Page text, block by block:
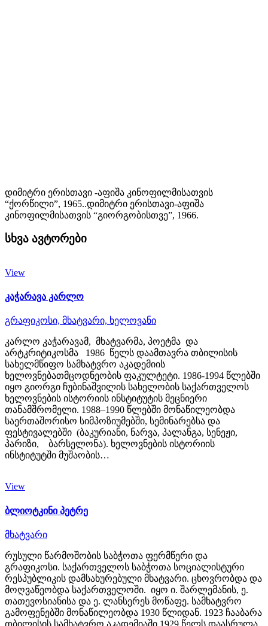
დიმიტრი ერისთავი -აფიშა კინოფილმისათვის
“ქორწილი”, 1965..დიმიტრი ერისთავი-აფიშა
კინოფილმისათვის “გიორგობისთვე”, 1966.
სხვა ავტორები
View
კაჭარავა კარლო
გრაფიკოსი, მხატვარი, ხელოვანი
კარლო კაჭარავამ, მხატვარმა, პოეტმა და
არტკრიტიკოსმა 1986 წელს დაამთავრა თბილისის
სახელმწიფო სამხატვრო აკადემიის
ხელოვნებათმცოდნეობის ფაკულტეტი. 1986-1994 წლებში
იყო გიორგი ჩუბინაშვილის სახელობის საქართველოს
ხელოვნების ისტორიის ინსტიტუტის მეცნიერი
თანამშრომელი. 1988–1990 წლებში მონაწილეობდა
საერთაშორისო სიმპოზიუმებში, სემინარებსა და
ფესტივალებში (ბაკურიანი, ნარვა, პალანგა, სენეჟი,
პარიზი, ბარსელონა). ხელოვნების ისტორიის
ინსტიტუტში მუშაობის…
View
ბლიოტკინი პეტრე
მხატვარი
რუსული წარმოშობის საბჭოთა ფერმწერი და
გრაფიკოსი. საქართველოს საბჭოთა სოციალისტური
რესპუბლიკის დამსახურებული მხატვარი. ცხოვრობდა და
მოღვაწეობდა საქართველოში. იყო ი. შარლემანის, ე.
თათევოსიანისა და ე. ლანსერეს მოწაფე. სამხატვრო
გამოფენებში მონაწილეობდა 1930 წლიდან. 1923 ჩააბარა
თბილისის სამხატვრო აკადემიაში 1929 წელს დაასრულა